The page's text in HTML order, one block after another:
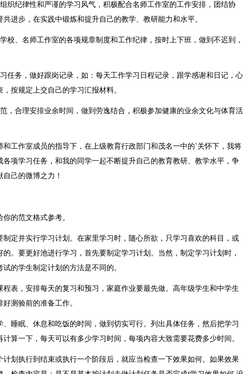
织纪律性和严谨的学习风气，积极配合名师工作室的工作安排，团结协
进步，在实践中锻炼和提升自己的教学、教研能力和水平。
校、名师工作室的各项规章制度和工作纪律，按时上下班，做到不迟到，
任务，做好跟岗记录，如：每天工作学习日程记录，跟学感谢和日记，心
按规定上交自己的学习汇报材料。
，合理安排业余时间，做到劳逸结合，积极参加健康的业余文化与体育活
和工作室成员的指导下，在上级教育行政部门和茂名一中的`关怀下，我将
项学习任务，和我的同学一起不断提升自己的教育教研、教学水平，争
己的微博之力！
的范文格式参考。
制定并实行学习计划。在家里学习时，随心所欲，只学习喜欢的科目，或
。要更好池进行学习，首先要制定学习计划。当然，制定学习计划时，
的学生制定计划的方法是不同的。
表，安排每天的复习和预习，家庭作业要最先做。高年级学生和中学生
测验前的准备工作。
、睡眠、休息和吃饭的时间，做到切实可行。列出具体任务，然后把学习
算一下，每天可以有多少学习时间，每项内容大致需要花费多少时间。
计划执行到结束或执行一个阶段后，就应当检查一下效果如何。如果效果